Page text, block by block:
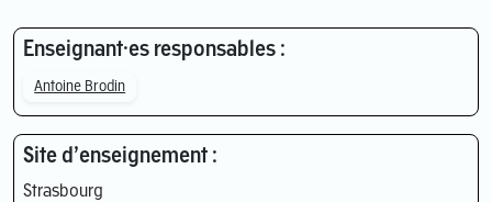
Enseignant·es responsables :
Antoine Brodin
Site d’enseignement :
Strasbourg